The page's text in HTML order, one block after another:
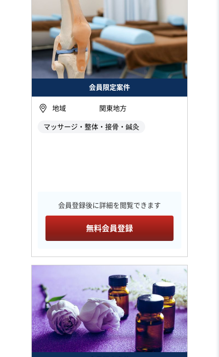
会員限定案件
地域 関東地方
マッサージ・整体・接骨・鍼灸
会員登録後に詳細を閲覧できます
無料会員登録